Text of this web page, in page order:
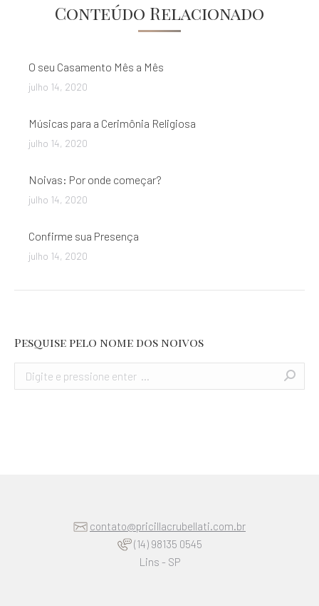
post:Conteúdo Relacionado
O seu Casamento Mês a Mês
julho 14, 2020
Músicas para a Cerimônia Religiosa
julho 14, 2020
Noivas: Por onde começar?
julho 14, 2020
Confirme sua Presença
julho 14, 2020
Pesquise pelo nome dos noivos
Search:
contato@pricillacrubellati.com.br
(14) 98135 0545
Lins - SP